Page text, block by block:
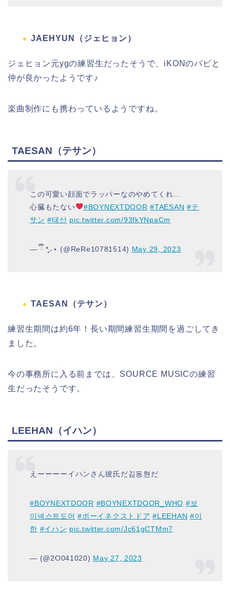
JAEHYUN（ジェヒョン）
ジェヒョン元ygの練習生だったそうで、iKONのバビと
仲が良かったようです♪
楽曲制作にも携わっているようですね。
TAESAN（テサン）
この可愛い顔面でラッパーなのやめてくれ…
心臓もたない
#BOYNEXTDOOR #TAESAN #テ
サン #태산 pic.twitter.com/93fkYNpaCm
— ྀི *̩̩͙⸝⋆ (@ReRe10781514) May 29, 2023
TAESAN（テサン）
練習生期間は約6年！長い期間練習生期間を過ごしてき
ました。
今の事務所に入る前までは、SOURCE MUSICの練習
生だったそうです。
LEEHAN（イハン）
えーーーーイハンさん彼氏だ김동현だ
#BOYNEXTDOOR #BOYNEXTDOOR_WHO #보
이넥스트도어 #ボーイネクストドア #LEEHAN #이
한 #イハン pic.twitter.com/Jc61gCTMm7
— (@2O041020) May 27, 2023